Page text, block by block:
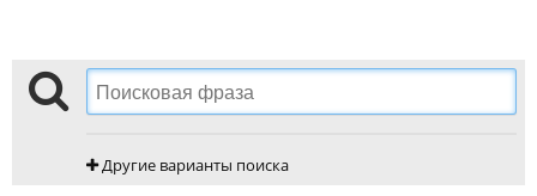
Другие варианты поиска